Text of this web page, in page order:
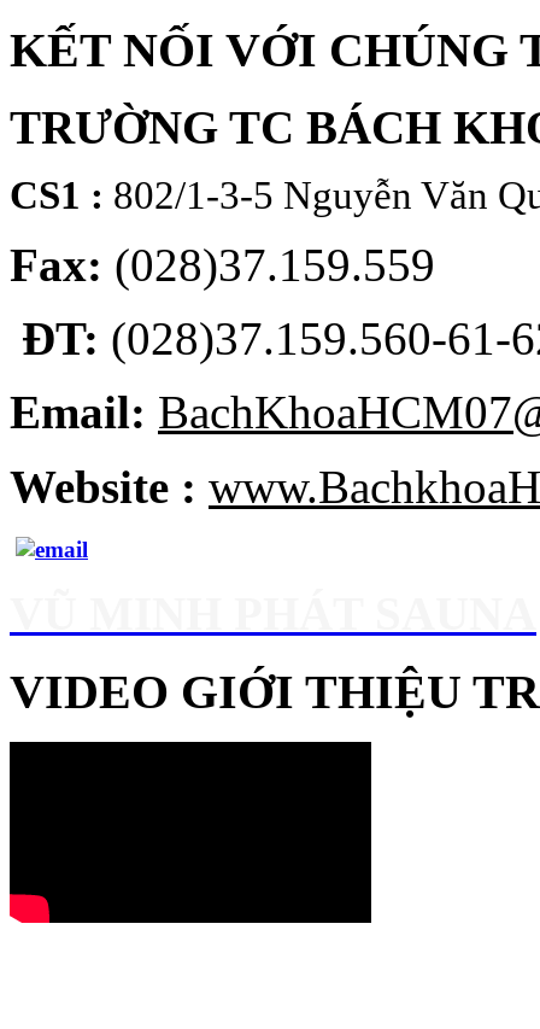
KẾT NỐI VỚI CHÚNG
TRƯỜNG TC BÁCH
CS1 : 802/1-3-5 Nguyễn Văn
Fax: (028)37.159.559
ĐT: (028)37.159.560-61-
Email:
Website :
VIDEO GIỚI THIỆU